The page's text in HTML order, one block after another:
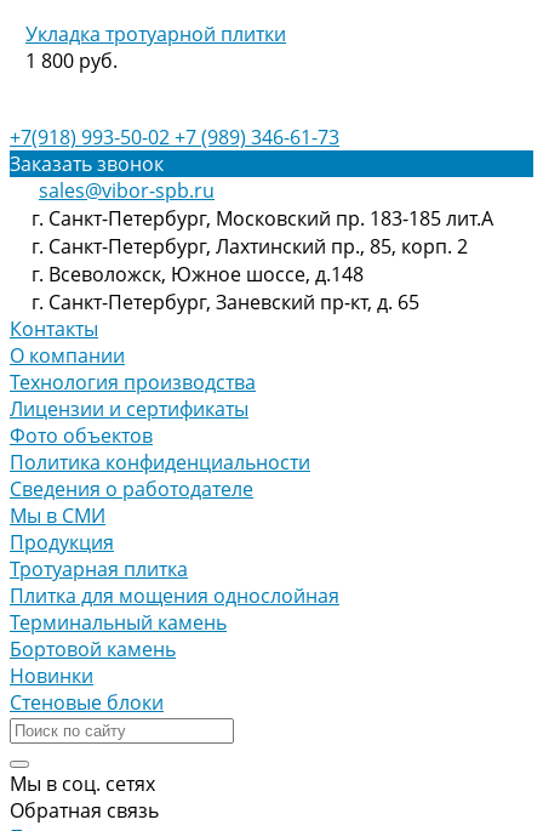
Укладка тротуарной плитки
1 800 руб.
+7(918) 993-50-02+7 (989) 346-61-73
Заказать звонок
sales@vibor-spb.ru
г. Санкт-Петербург, Московский пр. 183-185 лит.А
г. Санкт-Петербург, Лахтинский пр., 85, корп. 2
г. Всеволожск, Южное шоссе, д.148
г. Санкт-Петербург, Заневский пр-кт, д. 65
Контакты
О компании
Технология производства
Лицензии и сертификаты
Фото объектов
Политика конфиденциальности
Сведения о работодателе
Мы в СМИ
Продукция
Тротуарная плитка
Плитка для мощения однослойная
Терминальный камень
Бортовой камень
Новинки
Стеновые блоки
Мы в соц. сетях
Обратная связь